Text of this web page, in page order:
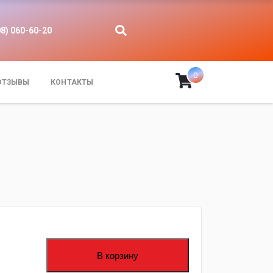
060-60-20
КОНТАКТЫ
0
В корзину